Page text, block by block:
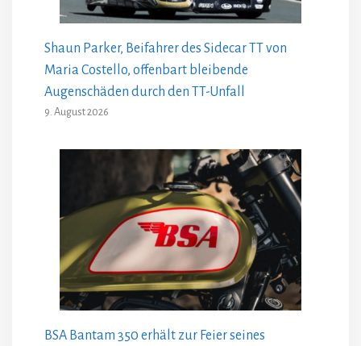
Shaun Parker, Beifahrer des Sidecar TT von
Maria Costello, offenbart bleibende
Augenschäden durch den TT-Unfall
9. August 2026
BSA Bantam 350 erhält zur Feier seines